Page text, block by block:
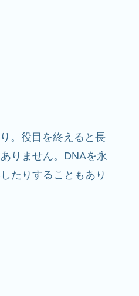
。役目を終えると長
りません。DNAを永
たりすることもあり